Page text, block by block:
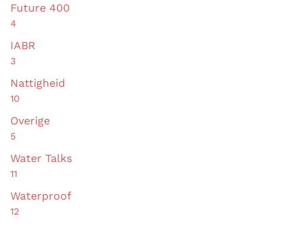
Future 400
4
IABR
3
Nattigheid
10
Overige
5
Water Talks
11
Waterproof
12